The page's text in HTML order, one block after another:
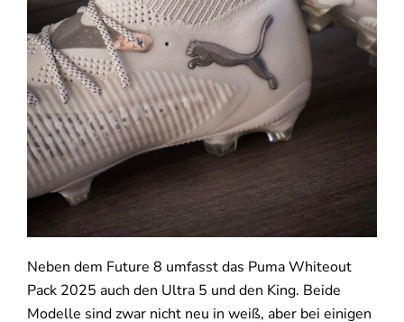
Neben dem Future 8 umfasst das Puma Whiteout
Pack 2025 auch den Ultra 5 und den King. Beide
Modelle sind zwar nicht neu in weiß, aber bei einigen